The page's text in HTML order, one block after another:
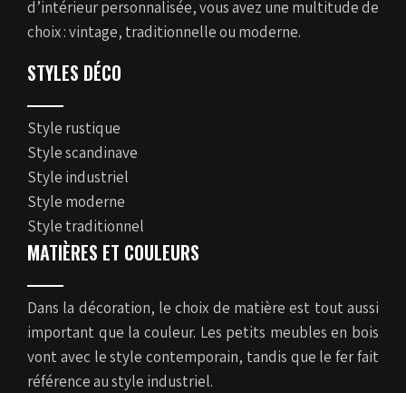
d’intérieur personnalisée, vous avez une multitude de
choix : vintage, traditionnelle ou moderne.
STYLES DÉCO
Style rustique
Style scandinave
Style industriel
Style moderne
Style traditionnel
MATIÈRES ET COULEURS
Dans la décoration, le choix de matière est tout aussi
important que la couleur. Les petits meubles en bois
vont avec le style contemporain, tandis que le fer fait
référence au style industriel.